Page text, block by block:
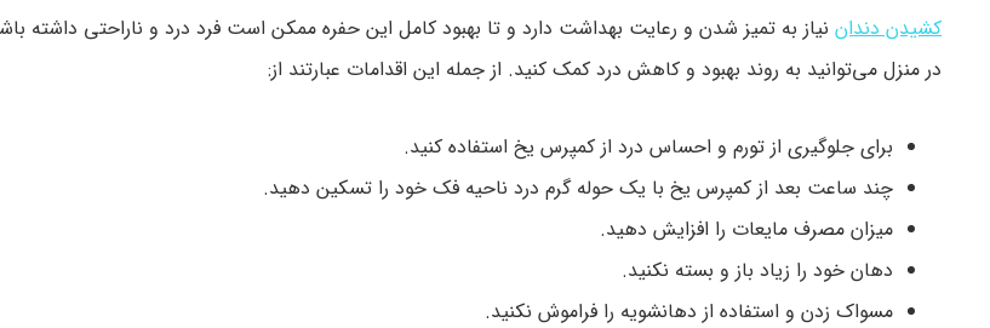
کشیدن دندان نیاز به تمیز شدن و رعایت بهداشت دارد و تا بهبود کامل این حفره ممکن است فرد درد و ناراحتی داشته
در منزل می‌توانید به روند بهبود و کاهش درد کمک کنید. از جمله این اقدامات عبارتند از:
برای جلوگیری از تورم و احساس درد از کمپرس یخ استفاده کنید.
چند ساعت بعد از کمپرس یخ با یک حوله گرم درد ناحیه فک خود را تسکین دهید.
میزان مصرف مایعات را افزایش دهید.
دهان خود را زیاد باز و بسته نکنید.
مسواک زدن و استفاده از دهانشویه را فراموش نکنید.